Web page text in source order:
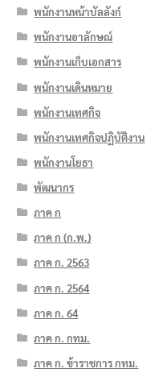
พนักงานหน้าบัลลังก์
พนักงานอาลักษณ์
พนักงานเก็บเอกสาร
พนักงานเดินหมาย
พนักงานเทศกิจ
พนักงานเทศกิจปฏิบัติงาน
พนักงานโยธา
พัฒนากร
ภาค ก
ภาค ก (ก.พ.)
ภาค ก. 2563
ภาค ก. 2564
ภาค ก. 64
ภาค ก. กทม.
ภาค ก. ข้าราชการ กทม.